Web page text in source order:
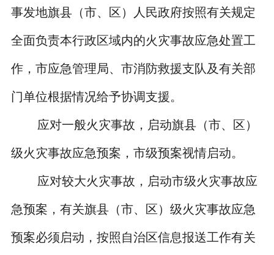
事发地旗县（市、区）人民政府按照有关规定
全面负责本行政区域内的火灾事故应急处置工
作，市应急管理局、市消防救援支队及有关部
门单位根据情况给予协调支援。
应对一般火灾事故，启动旗县（市、区）
级火灾事故应急预案，市级预案视情启动。
应对较大火灾事故，启动市级火灾事故应
急预案，有关旗县（市、区）级火灾事故应急
预案必须启动，按照自治区信息报送工作有关